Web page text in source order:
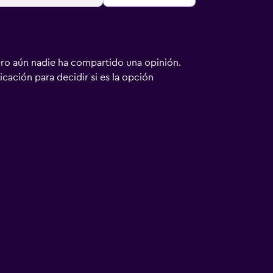
aún nadie ha compartido una opinión.
para decidir si es la opción